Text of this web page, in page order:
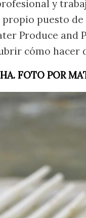
y
propio puesto
Produce and
cómo hacer
FOTO POR